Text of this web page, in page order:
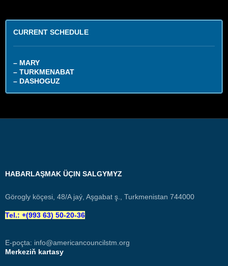
CURRENT SCHEDULE
– MARY
– TURKMENABAT
– DASHOGUZ
HABARLAŞMAK ÜÇIN SALGYMYZ
Görogly köçesi, 48/A jaý, Aşgabat ş., Turkmenistan 744000
Tel.: +(993 63) 50-20-36
E-poçta: info@americancouncilstm.org
Merkeziň kartasy